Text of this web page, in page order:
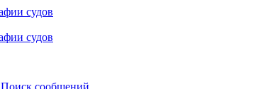
Поиск сообщений